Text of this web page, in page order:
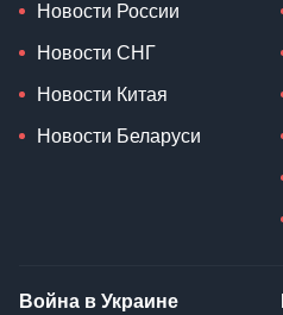
Новости России
Новости СНГ
Новости Китая
Новости Беларуси
Война в Украине